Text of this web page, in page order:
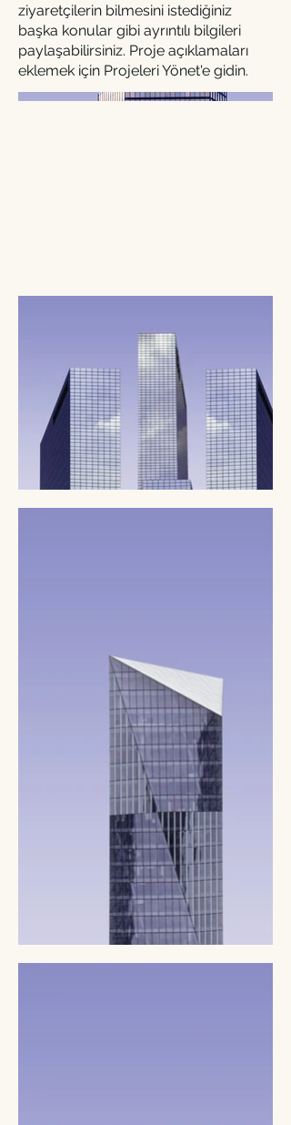
ziyaretçilerin bilmesini istediğiniz
başka konular gibi ayrıntılı bilgileri
paylaşabilirsiniz. Proje açıklamaları
eklemek için Projeleri Yönet'e gidin.